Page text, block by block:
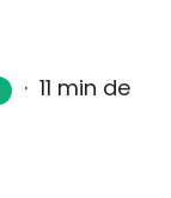
· 11 min de